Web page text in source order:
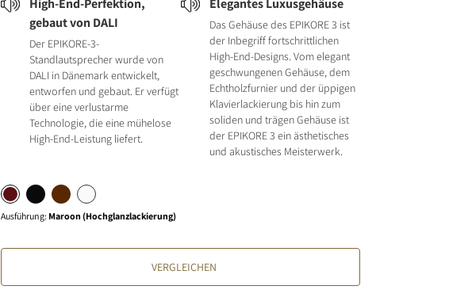
High-End-Perfektion,
gebaut von DALI
Der EPIKORE-3-
Standlautsprecher wurde von
DALI in Dänemark entwickelt,
entworfen und gebaut. Er verfügt
über eine verlustarme
Technologie, die eine mühelose
High-End-Leistung liefert.
Elegantes Luxusgehäuse
Das Gehäuse des EPIKORE 3 ist
der Inbegriff fortschrittlichen
High-End-Designs. Vom elegant
geschwungenen Gehäuse, dem
Echtholzfurnier und der üppigen
Klavierlackierung bis hin zum
soliden und trägen Gehäuse ist
der EPIKORE 3 ein ästhetisches
und akustisches Meisterwerk.
Ausführung: Maroon (Hochglanzlackierung)
VERGLEICHEN